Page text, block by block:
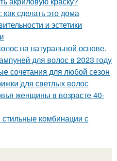
сделать это дома
и эстетики
на натуральной основе.
для волос в 2023 году
сочетания для любой сезон
для светлых волос
женщины в возрасте 40-
комбинации с